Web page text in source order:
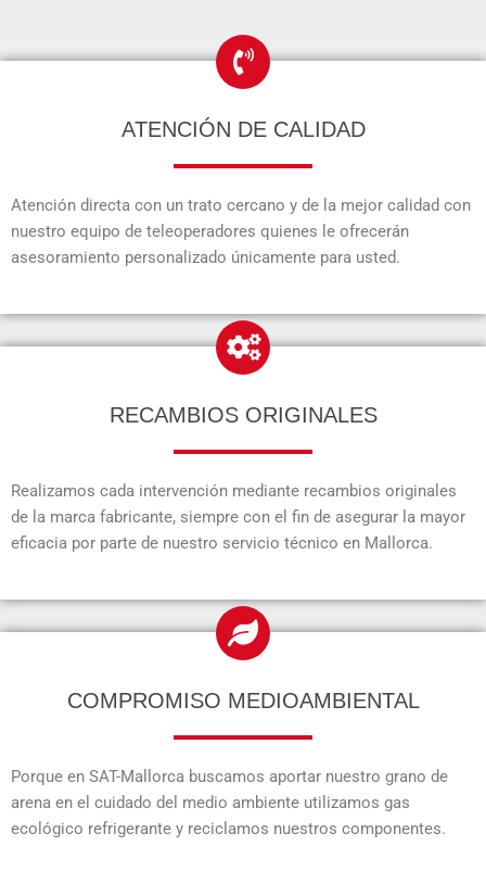
ATENCIÓN DE CALIDAD
Atención directa con un trato cercano y de la mejor calidad con
nuestro equipo de teleoperadores quienes le ofrecerán
asesoramiento personalizado únicamente para usted.
RECAMBIOS ORIGINALES
Realizamos cada intervención mediante recambios originales
de la marca fabricante, siempre con el fin de asegurar la mayor
eficacia por parte de nuestro servicio técnico en Mallorca.
COMPROMISO MEDIOAMBIENTAL
Porque en SAT-Mallorca buscamos aportar nuestro grano de
arena en el cuidado del medio ambiente utilizamos gas
ecológico refrigerante y reciclamos nuestros componentes.